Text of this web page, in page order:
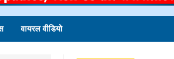
वायरल वीडियो